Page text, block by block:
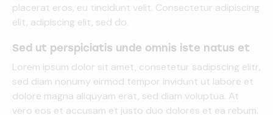
placerat eros, eu tincidunt velit. Consectetur adipiscing
elit, adipiscing elit, sed do.
Sed ut perspiciatis unde omnis iste natus et
Lorem ipsum dolor sit amet, consetetur sadipscing elitr,
sed diam nonumy eirmod tempor invidunt ut labore et
dolore magna aliquyam erat, sed diam voluptua. At
vero eos et accusam et justo duo dolores et ea rebum.